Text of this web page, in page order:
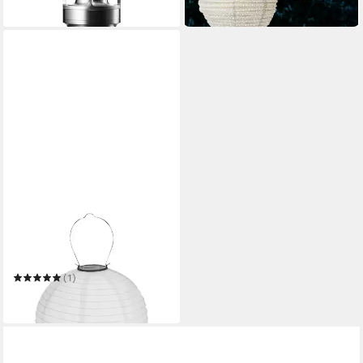
in 2-3 Werktagen bei dir
LED Lampion Deko
Lampenschirm Lampe Party
Garten Kugel Laterne
(1)
8,99 €
in 4-5 Werktagen bei dir